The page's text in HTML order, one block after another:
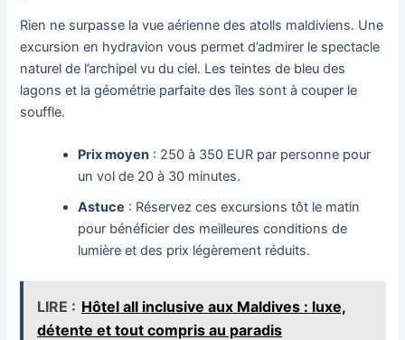
Rien ne surpasse la vue aérienne des atolls maldiviens. Une
excursion en hydravion vous permet d’admirer le spectacle
naturel de l’archipel vu du ciel. Les teintes de bleu des
lagons et la géométrie parfaite des îles sont à couper le
souffle.
Prix moyen : 250 à 350 EUR par personne pour
un vol de 20 à 30 minutes.
Astuce : Réservez ces excursions tôt le matin
pour bénéficier des meilleures conditions de
lumière et des prix légèrement réduits.
LIRE : Hôtel all inclusive aux Maldives : luxe,
détente et tout compris au paradis